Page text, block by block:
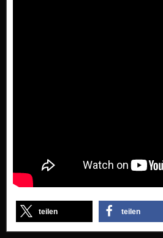
teilen teilen